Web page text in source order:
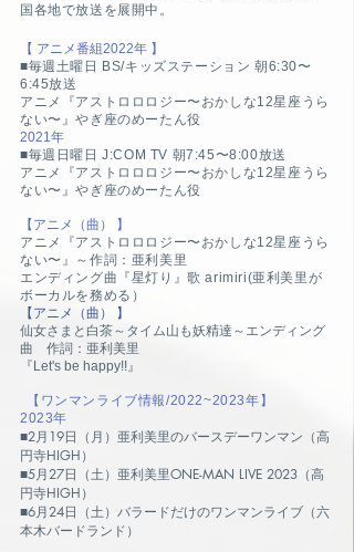
国各地で放送を展開中。
【 アニメ番組2022年 】
■毎週土曜日 BS/キッズステーション 朝6:30〜
6:45放送
アニメ『アストロロロジー〜おかしな12星座うら
ない〜』やぎ座のめーたん役
2021年
■毎週日曜日 J:COM TV 朝7:45〜8:00放送
アニメ『アストロロロジー〜おかしな12星座うら
ない〜』やぎ座のめーたん役
【アニメ（曲） 】
アニメ『アストロロロジー〜おかしな12星座うら
ない〜』～作詞：亜利美里
エンディング曲『星灯り』歌 arimiri(亜利美里が
ボーカルを務める）
【アニメ（曲） 】
仙女さまと白茶～タイム山も妖精達～ エンディング
曲 作詞：亜利美里
『Let's be happy!!』
【ワンマンライブ情報/2022~2023年】
2023年
■2月19日（月）亜利美里のバースデーワンマン（高
円寺HIGH）
■5月27日（土）亜利美里ONE-MAN LIVE 2023（高
円寺HIGH）
■6月24日（土）バラードだけのワンマンライブ（六
本木バードランド）